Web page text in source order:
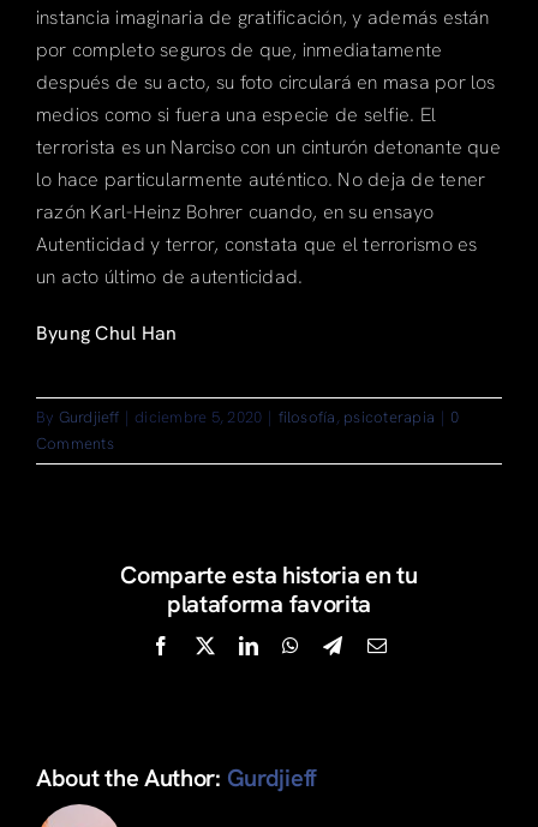
instancia imaginaria de gratificación, y además están
por completo seguros de que, inmediatamente
después de su acto, su foto circulará en masa por los
medios como si fuera una especie de selfie. El
terrorista es un Narciso con un cinturón detonante que
lo hace particularmente auténtico. No deja de tener
razón Karl-Heinz Bohrer cuando, en su ensayo
Autenticidad y terror, constata que el terrorismo es
un acto último de autenticidad.
Byung Chul Han
By Gurdjieff | diciembre 5, 2020 | filosofía, psicoterapia | 0
Comments
Comparte esta historia en tu
plataforma favorita
Facebook
X LinkedInWhatsApp
TelegramEmail
About the Author: Gurdjieff